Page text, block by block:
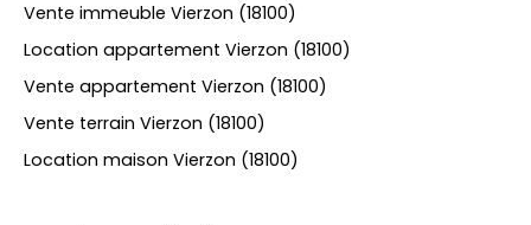
Vente immeuble Vierzon (18100)
Location appartement Vierzon (18100)
Vente appartement Vierzon (18100)
Vente terrain Vierzon (18100)
Location maison Vierzon (18100)